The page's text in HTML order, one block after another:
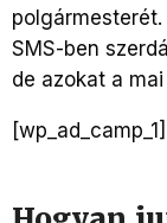
SMS-ben
de azokat a
[wp_ad_camp_1]